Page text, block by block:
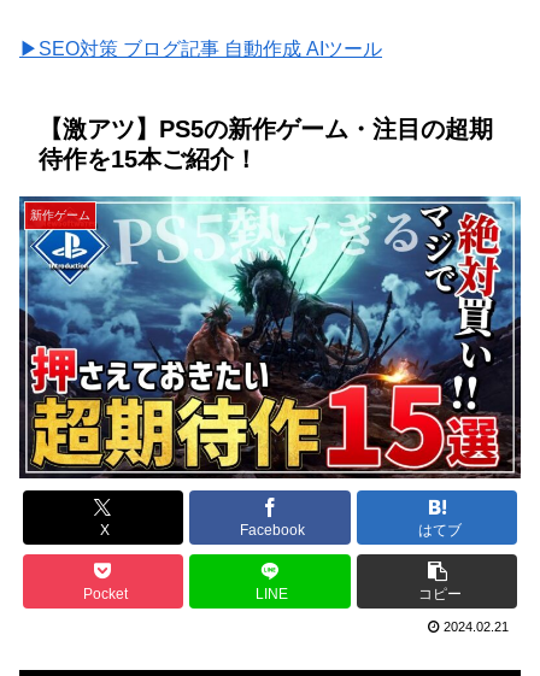
▶SEO対策 ブログ記事 自動作成 AIツール
【激アツ】PS5の新作ゲーム・注目の超期
待作を15本ご紹介！
新作ゲーム
X Facebook はてブ
Pocket LINE コピー
2024.02.21